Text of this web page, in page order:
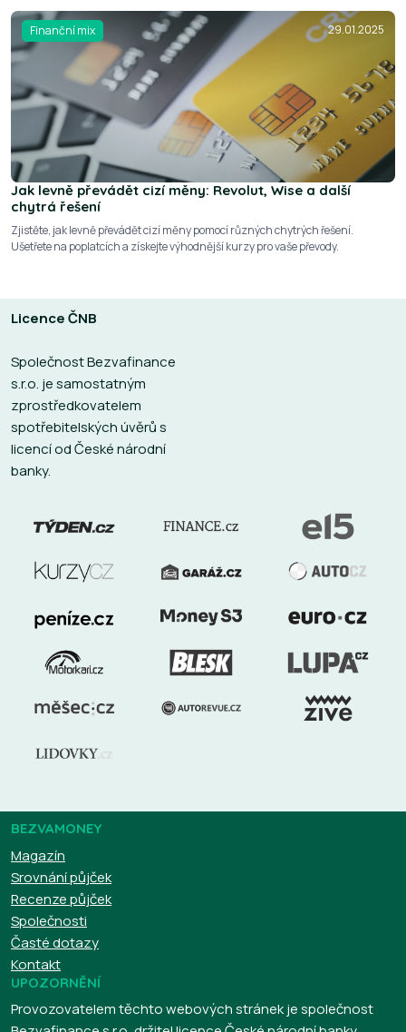
Finanční mix 29.01.2025
Jak levně převádět cizí měny: Revolut, Wise a další
chytrá řešení
Zjistěte, jak levně převádět cizí měny pomocí různých chytrých řešení.
Ušetřete na poplatcích a získejte výhodnější kurzy pro vaše převody.
Licence ČNB
Společnost Bezvafinance
s.r.o. je samostatným
zprostředkovatelem
spotřebitelských úvěrů s
licencí od České národní
banky.
BEZVAMONEY
Magazín
Srovnání půjček
Recenze půjček
Společnosti
Časté dotazy
Kontakt
UPOZORNĚNÍ
Provozovatelem těchto webových stránek je společnost